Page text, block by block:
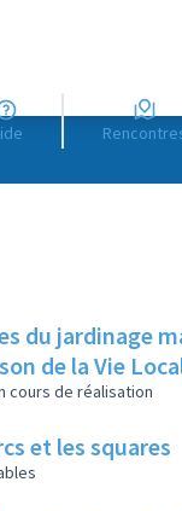
Aide
du jardinage
de la Vie
cours de réalisation
et les squares